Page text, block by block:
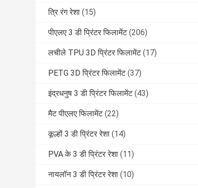
त्रि रंग रेशा (15)
पीएलए 3 डी प्रिंटर फिलामेंट (206)
लचीले TPU 3D प्रिंटर फिलामेंट (17)
PETG 3D प्रिंटर फिलामेंट (37)
इंद्रधनुष 3 डी प्रिंटर फिलामेंट (43)
मैट पीएलए फिलामेंट (22)
कूल्हों 3 डी प्रिंटर रेशा (14)
PVA के 3 डी प्रिंटर रेशा (11)
नायलॉन 3 डी प्रिंटर रेशा (10)